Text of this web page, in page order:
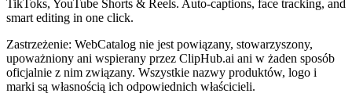
TikToks, YouTube Shorts & Reels. Auto-captions, face tracking, and
smart editing in one click.
Zastrzeżenie: WebCatalog nie jest powiązany, stowarzyszony,
upoważniony ani wspierany przez ClipHub.ai ani w żaden sposób
oficjalnie z nim związany. Wszystkie nazwy produktów, logo i
marki są własnością ich odpowiednich właścicieli.